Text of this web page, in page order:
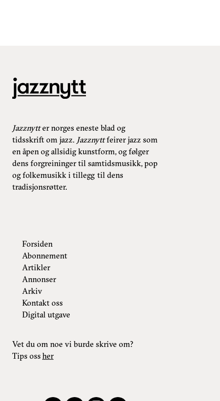
Jazznytter norges eneste blad og
tidsskrift om jazz. Jazznyttfeirer jazz som
en åpen og allsidig kunstform, og følger
dens forgreininger til samtidsmusikk, pop
og folkemusikk i tillegg til dens
tradisjonsrøtter.
Forsiden
Abonnement
Artikler
Annonser
Arkiv
Kontakt oss
Digital utgave
Vet du om noe vi burde skrive om?
Tips ossher